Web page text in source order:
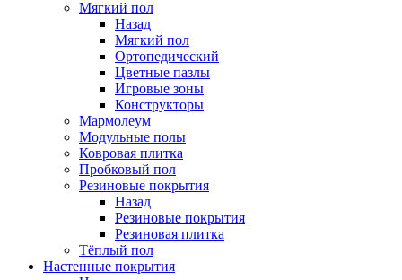
Мягкий пол
Назад
Мягкий пол
Ортопедический
Цветные пазлы
Игровые зоны
Конструкторы
Мармолеум
Модульные полы
Ковровая плитка
Пробковый пол
Резиновые покрытия
Назад
Резиновые покрытия
Резиновая плитка
Тёплый пол
Настенные покрытия